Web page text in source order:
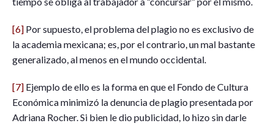
[6] Por supuesto, el problema del plagio no es exclusivo de
la academia mexicana; es, por el contrario, un mal bastante
generalizado, al menos en el mundo occidental.
[7] Ejemplo de ello es la forma en que el Fondo de Cultura
Económica minimizó la denuncia de plagio presentada por
Adriana Rocher. Si bien le dio publicidad, lo hizo sin darle